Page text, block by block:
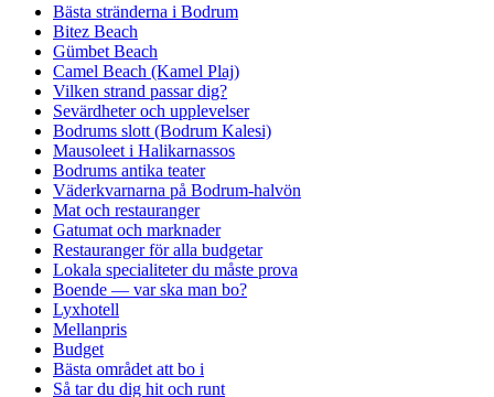
Bästa stränderna i Bodrum
Bitez Beach
Gümbet Beach
Camel Beach (Kamel Plaj)
Vilken strand passar dig?
Sevärdheter och upplevelser
Bodrums slott (Bodrum Kalesi)
Mausoleet i Halikarnassos
Bodrums antika teater
Väderkvarnarna på Bodrum-halvön
Mat och restauranger
Gatumat och marknader
Restauranger för alla budgetar
Lokala specialiteter du måste prova
Boende — var ska man bo?
Lyxhotell
Mellanpris
Budget
Bästa området att bo i
Så tar du dig hit och runt